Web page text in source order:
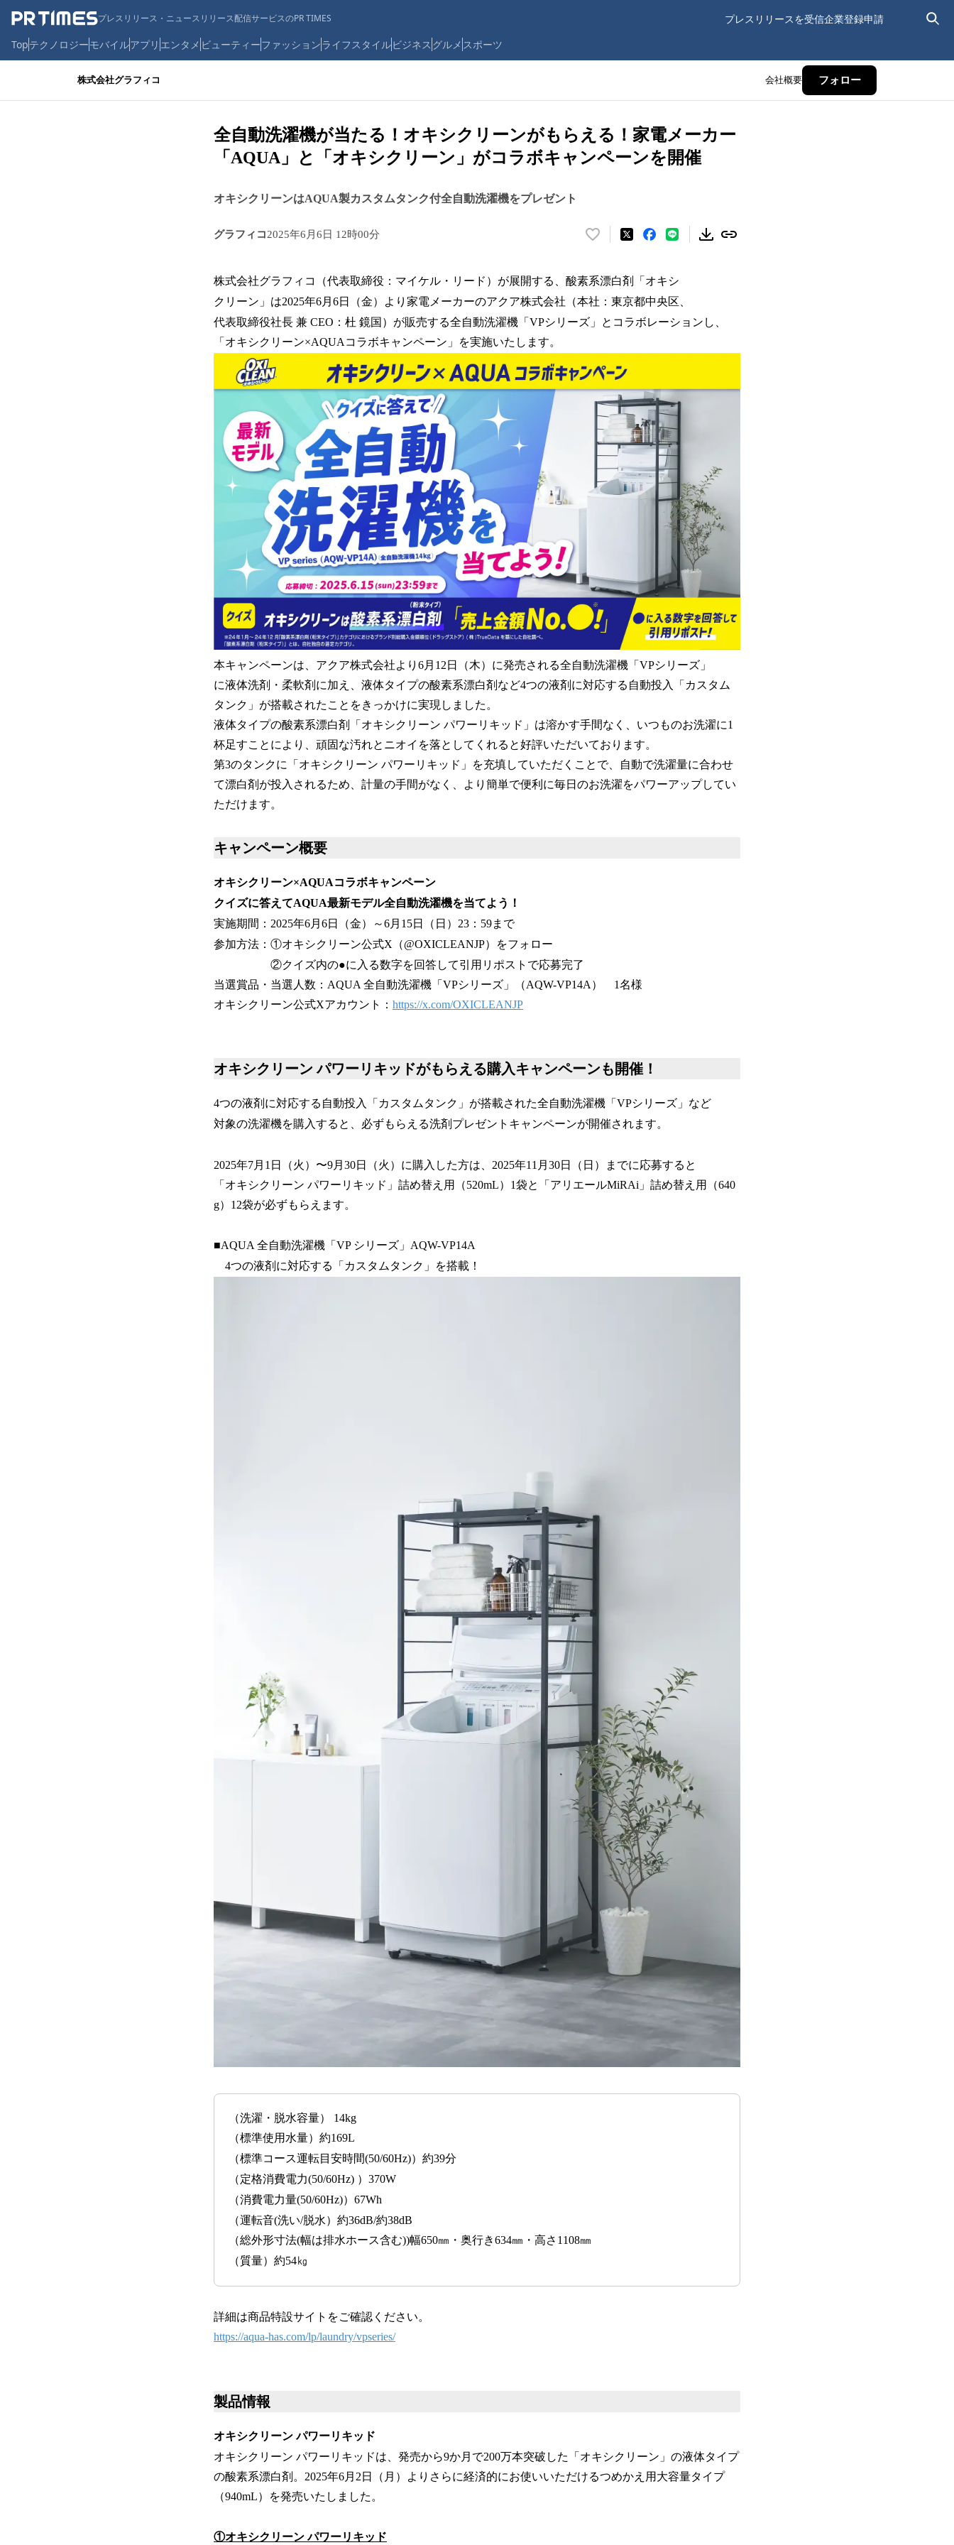
プレスリリース・ニュースリリース配信サービスのPR TIMES プレスリリースを受信企業登録申請
Topテクノロジーモバイルアプリ エンタメ ビューティーファッションライフスタイルビジネス グルメ スポーツ
株式会社グラフィコ 会社概要 フォロー
全自動洗濯機が当たる！オキシクリーンがもらえる！家電メーカー
「AQUA」と「オキシクリーン」がコラボキャンペーンを開催
オキシクリーンはAQUA製カスタムタンク付全自動洗濯機をプレゼント
グラフィコ2025年6月6日 12時00分
い
！
数
読
み
中
で
す
株式会社グラフィコ（代表取締役：マイケル・リード）が展開する、酸素系漂白剤「オキシ
クリーン」は2025年6月6日（金）より家電メーカーのアクア株式会社（本社：東京都中央区、
代表取締役社長 兼 CEO：杜 鏡国）が販売する全自動洗濯機「VPシリーズ」とコラボレーションし、
「オキシクリーン×AQUAコラボキャンペーン」を実施いたします。
本キャンペーンは、アクア株式会社より6月12日（木）に発売される全自動洗濯機「VPシリーズ」
に液体洗剤・柔軟剤に加え、液体タイプの酸素系漂白剤など4つの液剤に対応する自動投入「カスタム
タンク」が搭載されたことをきっかけに実現しました。
液体タイプの酸素系漂白剤「オキシクリーン パワーリキッド」は溶かす手間なく、いつものお洗濯に1
杯足すことにより、頑固な汚れとニオイを落としてくれると好評いただいております。
第3のタンクに「オキシクリーン パワーリキッド」を充填していただくことで、自動で洗濯量に合わせ
て漂白剤が投入されるため、計量の手間がなく、より簡単で便利に毎日のお洗濯をパワーアップしてい
ただけます。
キャンペーン概要
オキシクリーン×AQUAコラボキャンペーン
クイズに答えてAQUA最新モデル全自動洗濯機を当てよう！
実施期間：2025年6月6日（金）～6月15日（日）23：59まで
参加方法：①オキシクリーン公式X（@OXICLEANJP）をフォロー
②クイズ内の●に入る数字を回答して引用リポストで応募完了
当選賞品・当選人数：AQUA 全自動洗濯機「VPシリーズ」（AQW-VP14A） 1名様
オキシクリーン公式Xアカウント： https://x.com/OXICLEANJP
オキシクリーン パワーリキッドがもらえる購入キャンペーンも開催！
4つの液剤に対応する自動投入「カスタムタンク」が搭載された全自動洗濯機「VPシリーズ」など
対象の洗濯機を購入すると、必ずもらえる洗剤プレゼントキャンペーンが開催されます。
2025年7月1日（火）〜9月30日（火）に購入した方は、2025年11月30日（日）までに応募すると
「オキシクリーン パワーリキッド」詰め替え用（520mL）1袋と「アリエールMiRAi」詰め替え用（640
g）12袋が必ずもらえます。
■AQUA 全自動洗濯機「VP シリーズ」AQW-VP14A
4つの液剤に対応する「カスタムタンク」を搭載！
（洗濯・脱水容量） 14kg
（標準使用水量）約169L
（標準コース運転目安時間(50/60Hz)）約39分
（定格消費電力(50/60Hz) ）370W
（消費電力量(50/60Hz)）67Wh
（運転音(洗い/脱水）約36dB/約38dB
（総外形寸法(幅は排水ホース含む))幅650㎜・奥行き634㎜・高さ1108㎜
（質量）約54㎏
詳細は商品特設サイトをご確認ください。
https://aqua-has.com/lp/laundry/vpseries/
製品情報
オキシクリーン パワーリキッド
オキシクリーン パワーリキッドは、発売から9か月で200万本突破した「オキシクリーン」の液体タイプ
の酸素系漂白剤。2025年6月2日（月）よりさらに経済的にお使いいただけるつめかえ用大容量タイプ
（940mL）を発売いたしました。
①オキシクリーン パワーリキッド